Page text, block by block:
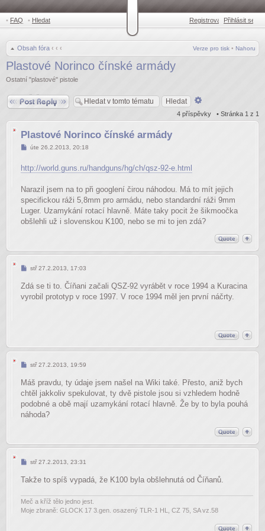
• FAQ • Hledat Registrovat •Přihlásit se
Obsah fóra ‹ ‹ ‹ Nahoru
Verze pro tisk •
Plastové Norinco čínské armády
Ostatní "plastové" pistole
Odpovědět
4 příspěvky • Stránka 1 z 1
Plastové Norinco čínské armády
Příspěvek
úte 26.2.2013, 20:18
http://world.guns.ru/handguns/hg/ch/qsz-92-e.html
Narazil jsem na to při googlení čirou náhodou. Má to mít jejich
specifickou ráži 5,8mm pro armádu, nebo standardní ráži 9mm
Luger. Uzamykání rotací hlavně. Máte taky pocit že šikmoočka
obšlehli už i slovenskou K100, nebo se mi to jen zdá?
Příspěvek
stř 27.2.2013, 17:03
Zdá se ti to. Číňani začali QSZ-92 vyrábět v roce 1994 a Kuracina
vyrobil prototyp v roce 1997. V roce 1994 měl jen první náčrty.
Příspěvek
stř 27.2.2013, 19:59
Máš pravdu, ty údaje jsem našel na Wiki také. Přesto, aniž bych
chtěl jakkoliv spekulovat, ty dvě pistole jsou si vzhledem hodně
podobné a obě mají uzamykání rotací hlavně. Že by to byla pouhá
náhoda?
Příspěvek
stř 27.2.2013, 23:31
Takže to spíš vypadá, že K100 byla obšlehnutá od Číňanů.
Meč a kříž tělo jedno jest.
Moje zbraně: GLOCK 17 3.gen. osazený TLR-1 HL, CZ 75, SA vz.58